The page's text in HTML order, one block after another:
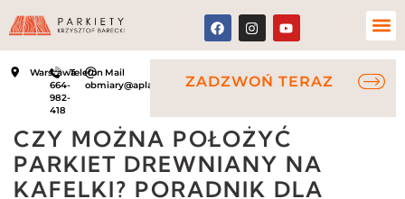
WarszawaTelefon
664-
982-
418
Mail
obmiary@aplauz.net.plZADZWOŃ TERAZ
CZY MOŻNA POŁOŻYĆ
PARKIET DREWNIANY NA
KAFELKI? PORADNIK DLA